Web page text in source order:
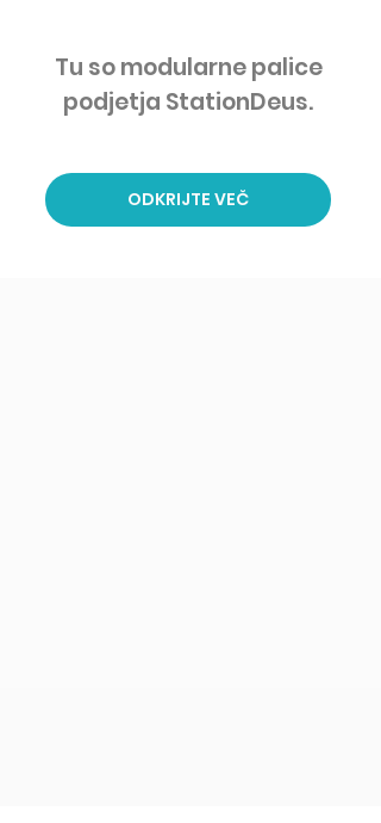
Tu so modularne palice
podjetja StationDeus.
ODKRIJTE VEČ